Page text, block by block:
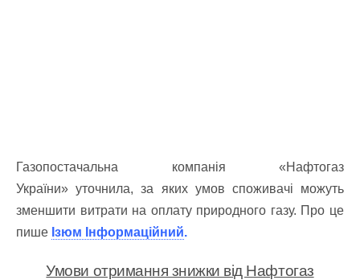
Газопостачальна компанія «Нафтогаз
України» уточнила, за яких умов споживачі можуть
зменшити витрати на оплату природного газу. Про це
пише Ізюм Інформаційний.
Умови отримання знижки від Нафтогаз